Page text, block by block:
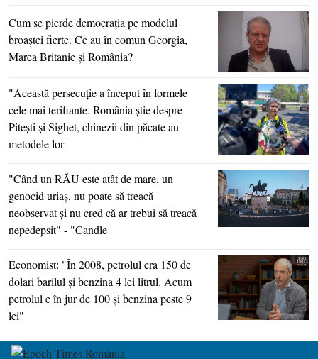
Cum se pierde democraţia pe modelul
broaştei fierte. Ce au în comun Georgia,
Marea Britanie şi România?
"Această persecuţie a început în formele
cele mai terifiante. România ştie despre
Piteşti şi Sighet, chinezii din păcate au
metodele lor
"Când un RĂU este atât de mare, un
genocid uriaş, nu poate să treacă
neobservat şi nu cred că ar trebui să treacă
nepedepsit" - "Candle
Economist: "În 2008, petrolul era 150 de
dolari barilul şi benzina 4 lei litrul. Acum
petrolul e în jur de 100 şi benzina peste 9
lei"